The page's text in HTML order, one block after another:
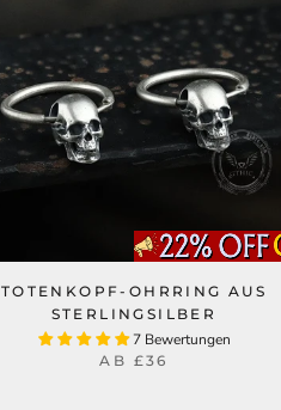
TOTENKOPF-OHRRING AUS
STERLINGSILBER
7 Bewertungen
AB £36